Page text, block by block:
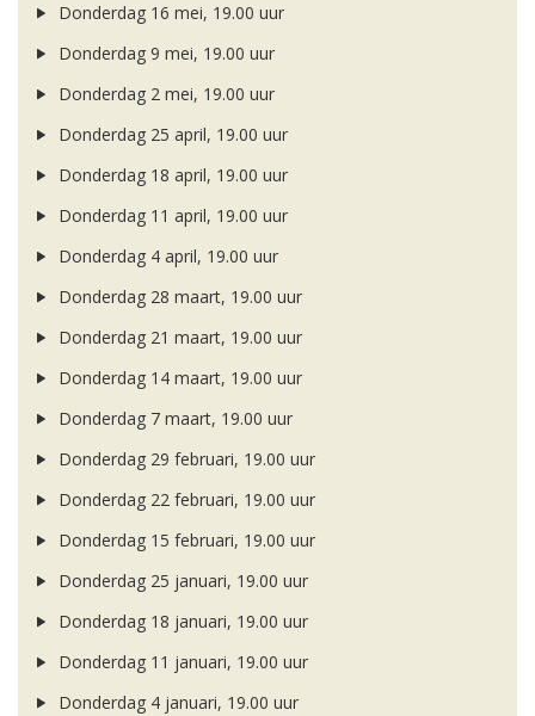
Donderdag 16 mei, 19.00 uur
Donderdag 9 mei, 19.00 uur
Donderdag 2 mei, 19.00 uur
Donderdag 25 april, 19.00 uur
Donderdag 18 april, 19.00 uur
Donderdag 11 april, 19.00 uur
Donderdag 4 april, 19.00 uur
Donderdag 28 maart, 19.00 uur
Donderdag 21 maart, 19.00 uur
Donderdag 14 maart, 19.00 uur
Donderdag 7 maart, 19.00 uur
Donderdag 29 februari, 19.00 uur
Donderdag 22 februari, 19.00 uur
Donderdag 15 februari, 19.00 uur
Donderdag 25 januari, 19.00 uur
Donderdag 18 januari, 19.00 uur
Donderdag 11 januari, 19.00 uur
Donderdag 4 januari, 19.00 uur